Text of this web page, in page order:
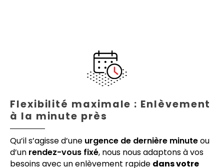
Flexibilité maximale : Enlèvement
à la minute près
Qu’il s’agisse d’une urgence de dernière minuteou
d’un rendez-vous fixé, nous nous adaptons à vos
besoins avec un enlèvement rapide dans votre